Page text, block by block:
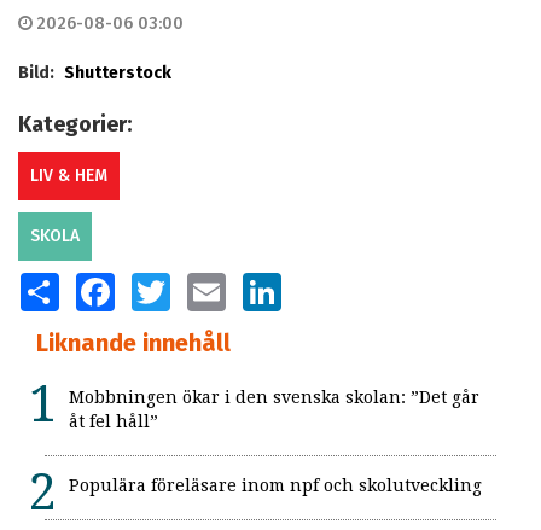
2026-08-06 03:00
Bild: Shutterstock
Kategorier:
LIV & HEM
SKOLA
SHARE FACEBOOKTWITTER EMAIL
Liknande innehåll
Mobbningen ökar i den svenska skolan: ”Det går
åt fel håll”
Populära föreläsare inom npf och skolutveckling